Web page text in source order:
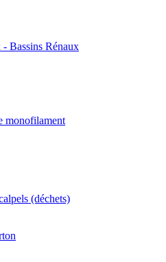
Bassins Rénaux
monofilament
(déchets)